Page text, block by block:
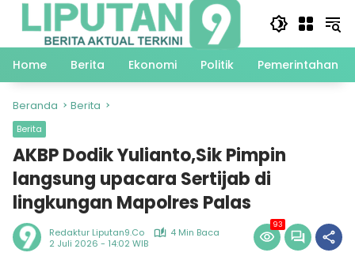
Langsung
Home
Berita Ekonomi Politik Pemerintahan
Beranda Berita
Berita
AKBP Dodik Yulianto,Sik Pimpin
langsung upacara Sertijab di
lingkungan Mapolres Palas
Redaktur Liputan9.co
4 Min Baca
2 Juli 2026 - 14:02 WIB
93